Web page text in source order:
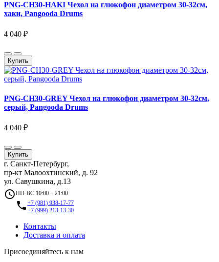
PNG-CH30-HAKI Чехол на глюкофон диаметром 30-32см,
хаки, Pangooda Drums
4 040 ₽
Купить
PNG-CH30-GREY Чехол на глюкофон диаметром 30-32см,
серый, Pangooda Drums
4 040 ₽
Купить
г. Санкт-Петербург,
пр-кт Малоохтинский, д. 92
ул. Савушкина, д.13
access_timeПН-ВС 10:00 – 21:00
local_phone +7 (981) 938-17-77
+7 (999) 213-13-30
Контакты
Доставка и оплата
Присоединяйтесь к нам